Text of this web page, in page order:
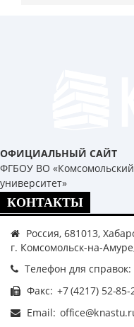
ОФИЦИАЛЬНЫЙ САЙТ
ФГБОУ ВО
университет»
КОНТАКТЫ
Россия, 681013,
г. Комсомольск-на-
Телефон для справок:
Факс:
Email: